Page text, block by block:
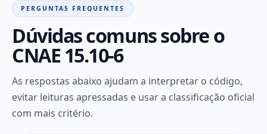
PERGUNTAS FREQUENTES
Dúvidas comuns sobre o
CNAE 15.10-6
As respostas abaixo ajudam a interpretar o código,
evitar leituras apressadas e usar a classificação oficial
com mais critério.